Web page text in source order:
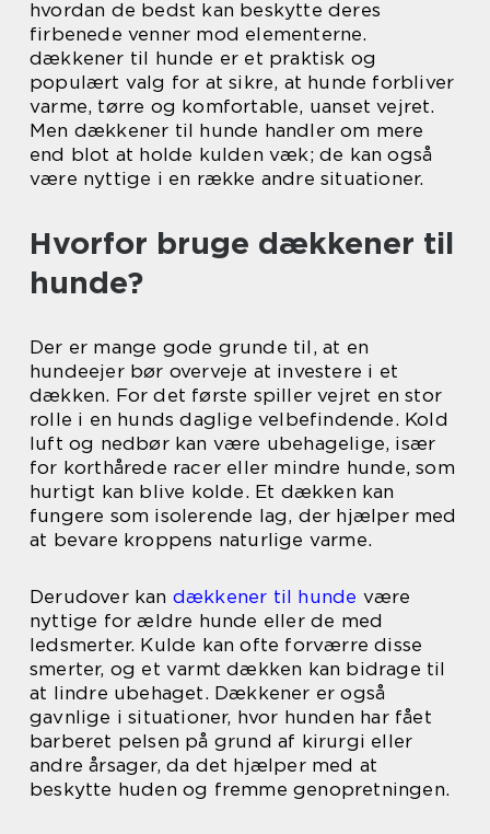
hvordan de bedst kan beskytte deres
firbenede venner mod elementerne.
dækkener til hunde er et praktisk og
populært valg for at sikre, at hunde forbliver
varme, tørre og komfortable, uanset vejret.
Men dækkener til hunde handler om mere
end blot at holde kulden væk; de kan også
være nyttige i en række andre situationer.
Hvorfor bruge dækkener til
hunde?
Der er mange gode grunde til, at en
hundeejer bør overveje at investere i et
dækken. For det første spiller vejret en stor
rolle i en hunds daglige velbefindende. Kold
luft og nedbør kan være ubehagelige, især
for korthårede racer eller mindre hunde, som
hurtigt kan blive kolde. Et dækken kan
fungere som isolerende lag, der hjælper med
at bevare kroppens naturlige varme.
Derudover kan dækkener til hunde være
nyttige for ældre hunde eller de med
ledsmerter. Kulde kan ofte forværre disse
smerter, og et varmt dækken kan bidrage til
at lindre ubehaget. Dækkener er også
gavnlige i situationer, hvor hunden har fået
barberet pelsen på grund af kirurgi eller
andre årsager, da det hjælper med at
beskytte huden og fremme genopretningen.